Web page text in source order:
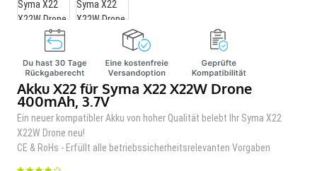
Akku X22 für Syma X22 X22W Drone
400mAh, 3.7V
Ein neuer kompatibler Akku von hoher Qualität belebt Ihr Syma X22
X22W Drone neu!
CE & RoHs - Erfüllt alle betriebssicherheitsrelevanten Vorgaben